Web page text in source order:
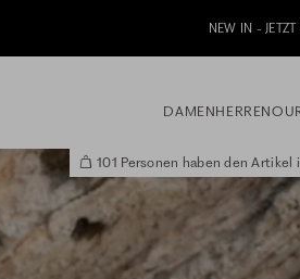
Jetzt zu unserem Whatsapp
DAMENHERREN
101 Personen haben den